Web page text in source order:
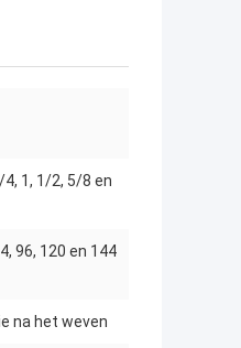
1, 1/2, 5/8 en
96, 120 en 144
na het weven